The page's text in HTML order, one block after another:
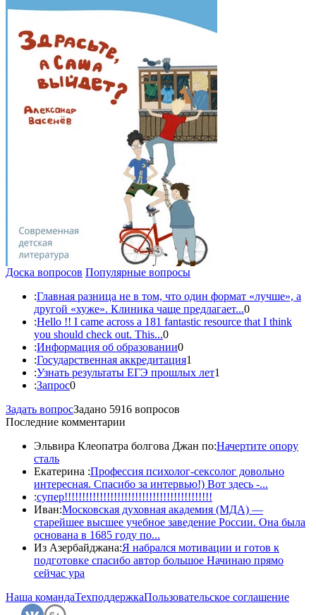
Доска вопросов Популярные вопросы
:Главная разница не в том, что один формат «лучше», а
другой «хуже». Клиника чаще предлагает...0
:Hello !! I came across a 181 fantastic resource that I think
you should check out. This...0
:Информация об образовании0
:Государственная аккредитация1
:Узнать результаты ЕГЭ прошлых лет1
:Запрос0
Задать вопросЗадано 5916 вопросов
Последние комментарии
Эльвира Клеопатра болгова Джан по:Начертите опору
сталь
Екатерина :Профессия психолог-сексолог довольно
интересная. Спасибо за интервью!) Вот здесь -...
:супер!!!!!!!!!!!!!!!!!!!!!!!!!!!!!!!!!!!!!!!!!!
Иван:Московская духовная академия (МДА) —
старейшее высшее учебное заведение России. Она была
основана в 1685 году по...
Из Азербайджана:Я набрался мотивации и готов к
подготовке спасибо автор большое Начинаю прямо
сейчас ура
Наша командаТехподдержкаПользовательское соглашение